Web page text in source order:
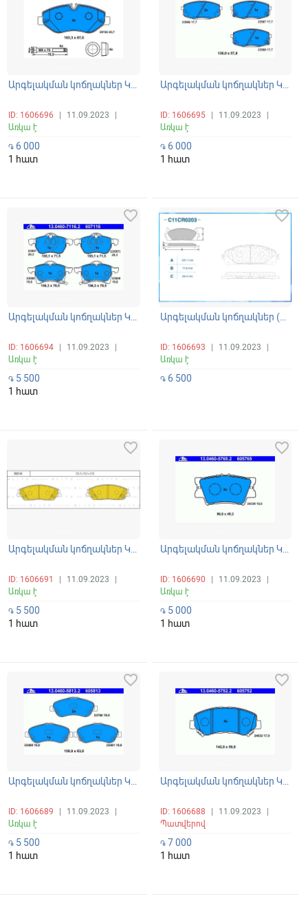
Արգելակման կոճղակներ Կալոդկա առջևի Sprinter W906, Vito 2003-2009
ID: 1606696 11.09.2023
Առկա է
֏ 6 000
1 հատ
Արգելակման կոճղակներ Կալոդկա առջևի I30, Sonata, Kia Carens 2000-2013
ID: 1606695 11.09.2023
Առկա է
֏6 000
1 հատ
Արգելակման կոճղակներ Կալոդկա առջևի AH, CC, Combo 2000-2007
ID: 1606694 11.09.2023
Առկա է
favorite_border
֏ 5 500
1 հատ
Արգելակման կոճղակներ (Կալոդկա առջևի RX350, RX450)
ID: 1606693 11.09.2023
Առկա է
favorite_border
֏6 500
Արգելակման կոճղակներ Կալոդկա առջևի Camry (01-11)
ID: 1606691 11.09.2023
Առկա է
favorite_border
֏ 5 500
1 հատ
Արգելակման կոճղակներ Կալոդկա հետևի Toyota Rav4, Camry
ID: 1606690 11.09.2023
Առկա է
favorite_border
֏5 000
1 հատ
Արգելակման կոճղակներ Կալոդկա առջևի Toyota Corola, Avensis
ID: 1606689 11.09.2023
Առկա է
favorite_border
֏ 5 500
1 հատ
Արգելակման կոճղակներ Կալոդկա առջևի Nissan Patrol
ID: 1606688 11.09.2023
Պատվերով
favorite_border
֏7 000
1 հատ